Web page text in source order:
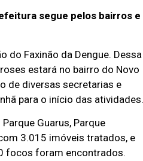
segue pelos bairros e
do Faxinão da Dengue. Dessa
estará no bairro do Novo
de diversas secretarias e
para o início das atividades.
Guarus, Parque
3.015 imóveis tratados, e
focos foram encontrados.